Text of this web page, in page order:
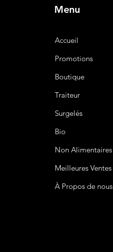
Menu
Accueil
Promotions
Boutique
Traiteur
Surgelés
Bio
Non Alimentaires
Meilleures Ventes
À Propos de nous